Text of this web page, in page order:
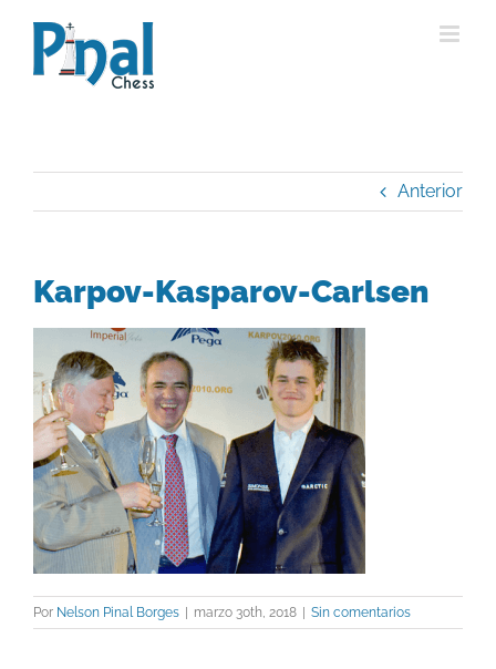
contenido
Anterior
Karpov-Kasparov-Carlsen
Por Nelson Pinal Borges | marzo 30th, 2018 | Sin comentarios